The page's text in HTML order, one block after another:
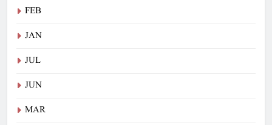
FEB
JAN
JUL
JUN
MAR